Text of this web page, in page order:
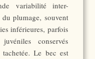
variabilité inter-
plumage, souvent
inférieures, parfois
conservés
Le bec est